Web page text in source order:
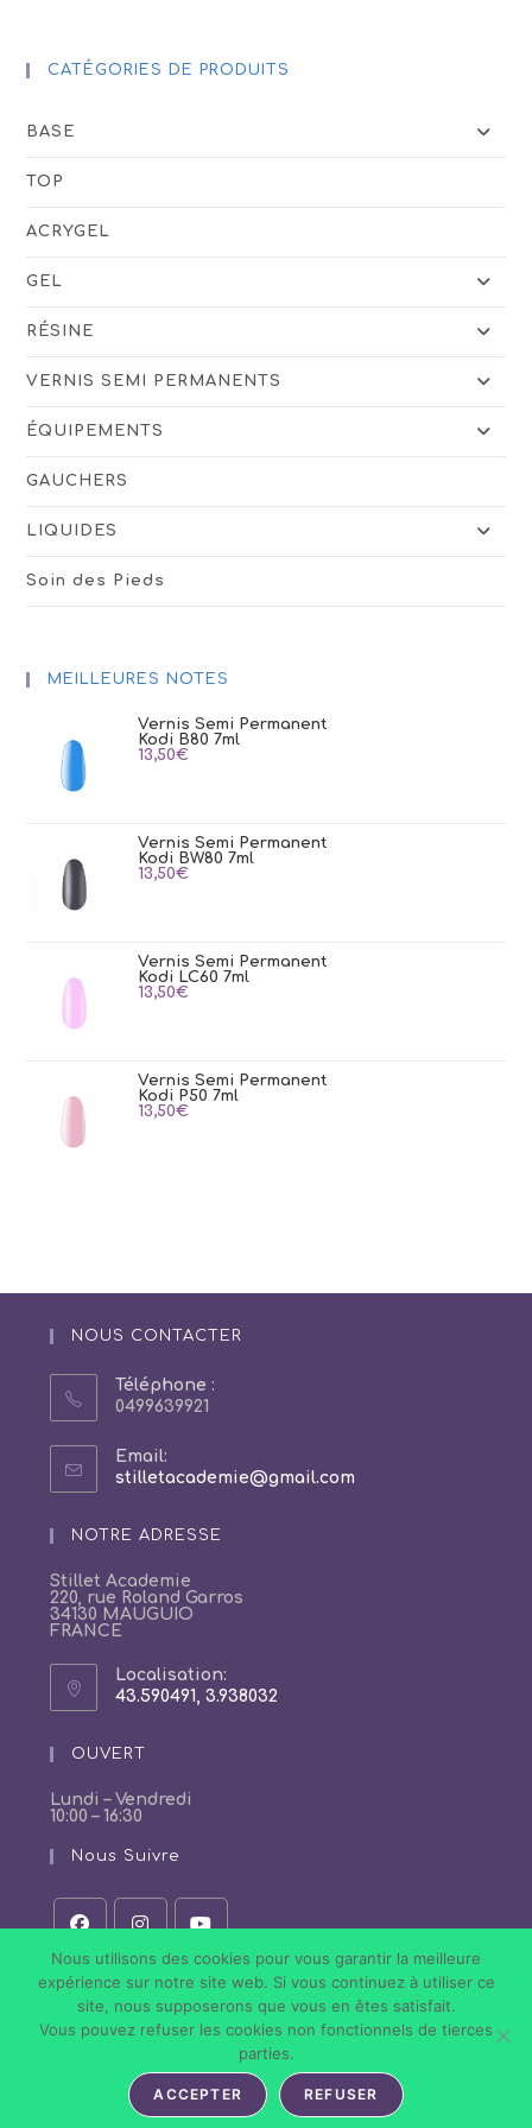
CATÉGORIES DE PRODUITS
BASE
TOP
ACRYGEL
GEL
RÉSINE
VERNIS SEMI PERMANENTS
ÉQUIPEMENTS
GAUCHERS
LIQUIDES
Soin des Pieds
MEILLEURES NOTES
Vernis Semi Permanent
Kodi B80 7ml
13,50€
Vernis Semi Permanent
Kodi BW80 7ml
13,50€
Vernis Semi Permanent
Kodi LC60 7ml
13,50€
Vernis Semi Permanent
Kodi P50 7ml
13,50€
NOUS CONTACTER
Téléphone :
0499639921
Email:
stilletacademie@gmail.comS’ouvre
NOTRE ADRESSE
Stillet Academie
220, rue Roland Garros
34130 MAUGUIO
FRANCE
Localisation:
43.590491, 3.938032
un
nouvel
OUVERT
Lundi – Vendredi
10:00 – 16:30
Nous Suivre
S’ouvre
dans
un
nouvel
onglet
S’ouvre
un
nouvel
onglet
S’ouvre
dans
un
nouvel
onglet
Conditions Générales de Vente
Mentions légales
Tous droits réservés © 2026 Nail Art Store
Nous utilisons des cookies pour vous garantir la meilleure
expérience sur notre site web. Si vous continuez à utiliser ce
site, nous supposerons que vous en êtes satisfait.
Vous pouvez refuser les cookies non fonctionnels de tierces
parties.
ACCEPTER REFUSER